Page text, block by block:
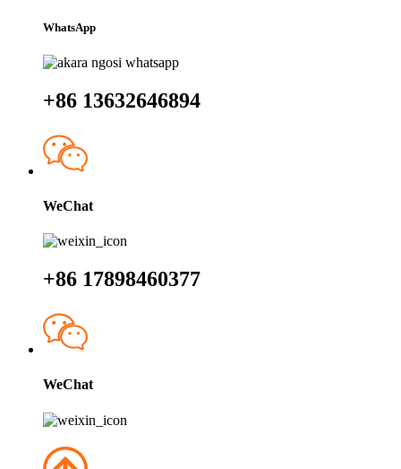
WhatsApp
+86 13632646894
WeChat
+86 17898460377
WeChat